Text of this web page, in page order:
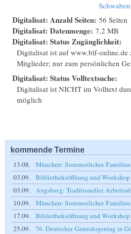
Digitalisat: Anzahl Seiten: 56 Seiten
Digitalisat: Datenmenge: 7,2 MB
Digitalisat: Status Zugänglichkeit:
Digitalisat ist auf www.blf-
Mitglieder; nur zum persönlichen
Digitalisat: Status Volltextsuche:
Digitalisat ist NICHT im Volltext
möglich
kommende Termine
13.08.
München: Sommerlicher
03.09.
Bibliotheksöffnung und
03.09.
Augsburg: Traditioneller
10.09.
München: Sommerlicher
17.09.
Bibliotheksöffnung und
25.09.
76. Deutscher Genealogentag in